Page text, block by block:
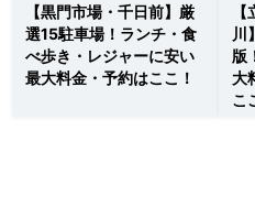
【黒門市場・千日前】厳
選15駐車場！ランチ・食
べ歩き・レジャーに安い
最大料金・予約はここ！
川
版
大
こ